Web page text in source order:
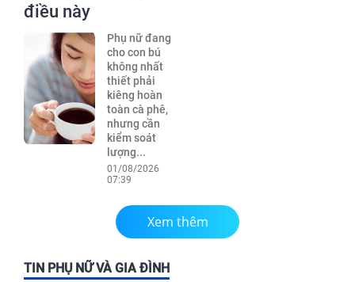
điều này
Phụ nữ đang
cho con bú
không nhất
thiết phải
kiêng hoàn
toàn cà phê,
nhưng cần
kiểm soát
lượng...
01/08/2026
07:39
Xem thêm
TIN PHỤ NỮ VÀ GIA ĐÌNH